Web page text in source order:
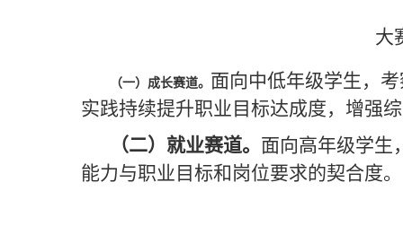
大
（一） 成长赛道。 面向中低年级学生，
实践持续提升职业目标达成度，增强
（二）就业赛道。 面向高年级学生
能力与职业目标和岗位要求的契合度。